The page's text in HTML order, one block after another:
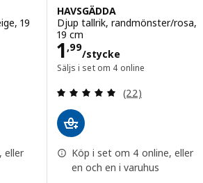
19
4.7 utanför 5 stjärnor. Totalt antal
eller
HAVSGÄDDA
Djup tallrik, randmönster/rosa,
19 cm
1 ,99
/stycke
Pris 1,99/
Säljs i set om 4 online
Recension:
(22)
Köp i set om 4 online, eller
en och en i varuhus